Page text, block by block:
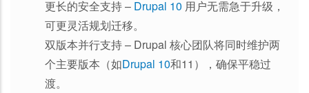
更长的安全支持 – Drupal 10 用户无需急于升级，
可更灵活规划迁移。
双版本并行支持 – Drupal 核心团队将同时维护两
个主要版本（如Drupal 10和11），确保平稳过
渡。